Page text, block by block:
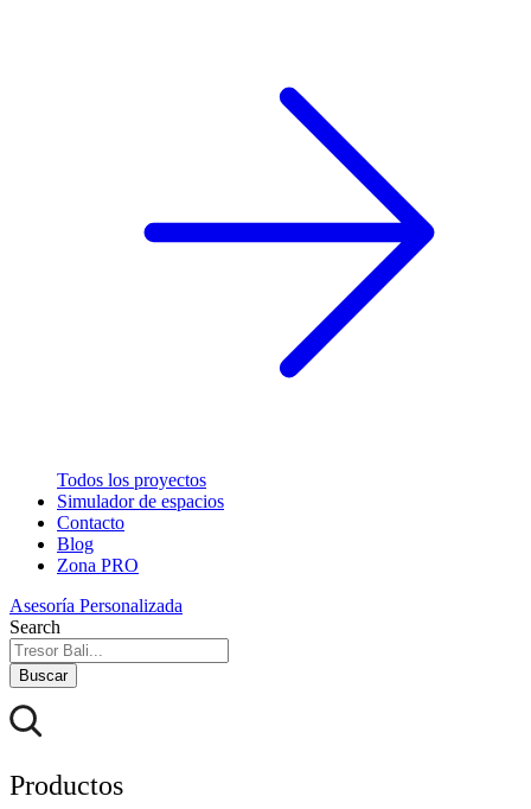
Todos los proyectos
Simulador de espacios
Contacto
Blog
Zona PRO
Asesoría Personalizada
Search
Buscar
Productos